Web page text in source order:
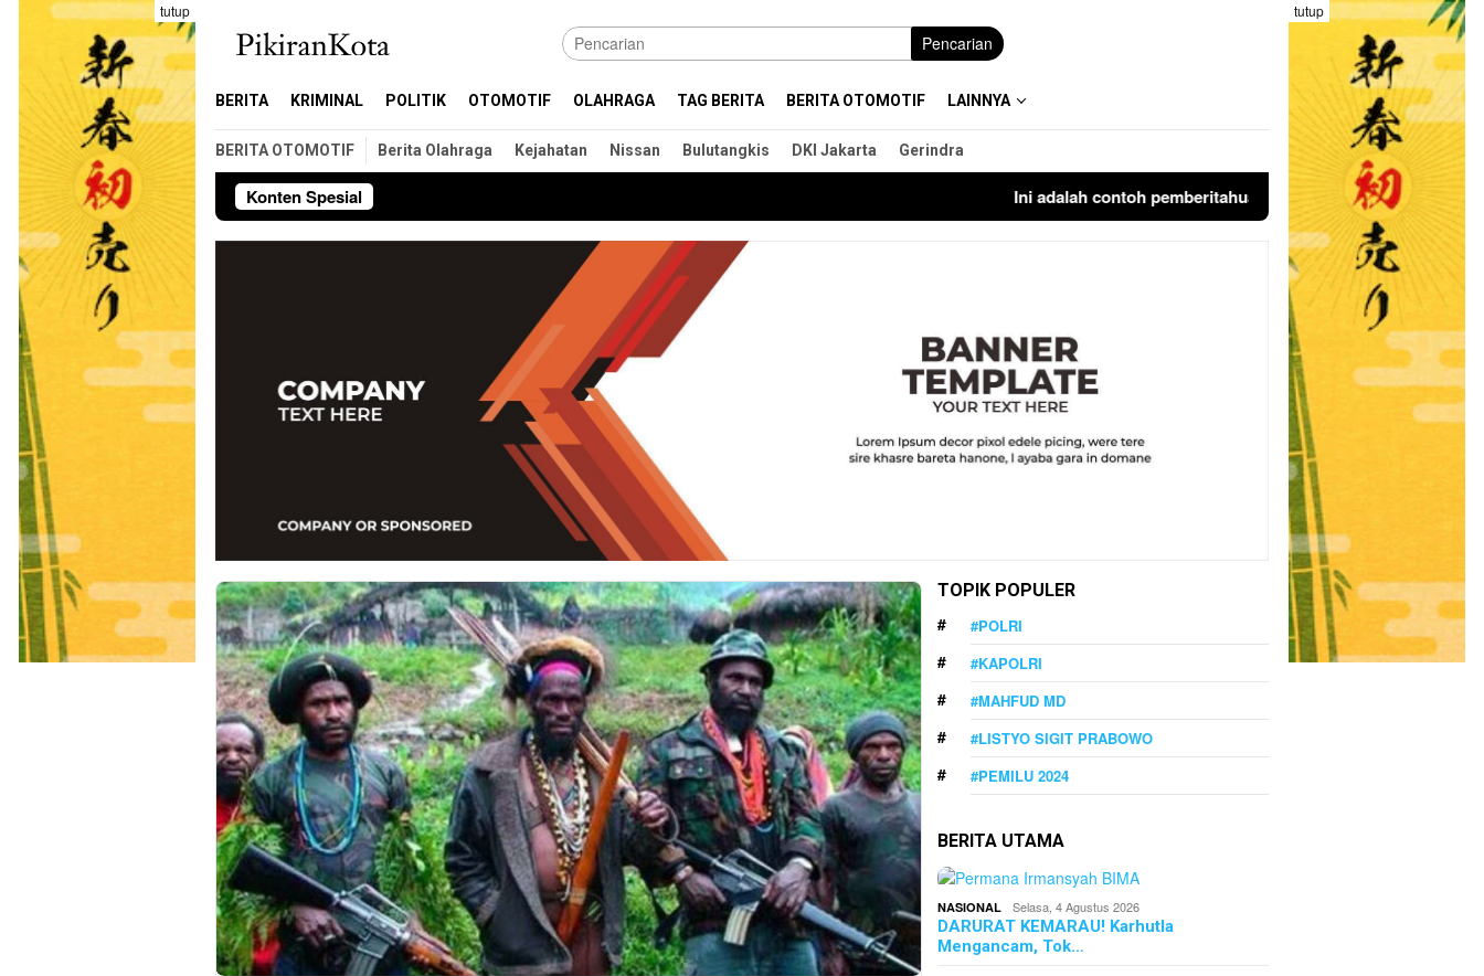
tutup tutup
Pencarian
BERITA KRIMINAL POLITIK OTOMOTIF OLAHRAGA TAG BERITA BERITA OTOMOTIF LAINNYA
BERITA OTOMOTIF Berita Olahraga Kejahatan Nissan Bulutangkis DKI Jakarta Gerindra
Konten Spesial Ini adalah contoh pemberitahuan kepada pengunjung anda.
TOPIK POPULER
#POLRI
#KAPOLRI
#MAHFUD MD
#LISTYO SIGIT PRABOWO
#PEMILU 2024
BERITA UTAMA
NASIONAL Selasa, 4 Agustus 2026
DARURAT KEMARAU! Karhutla
Mengancam, Tok…